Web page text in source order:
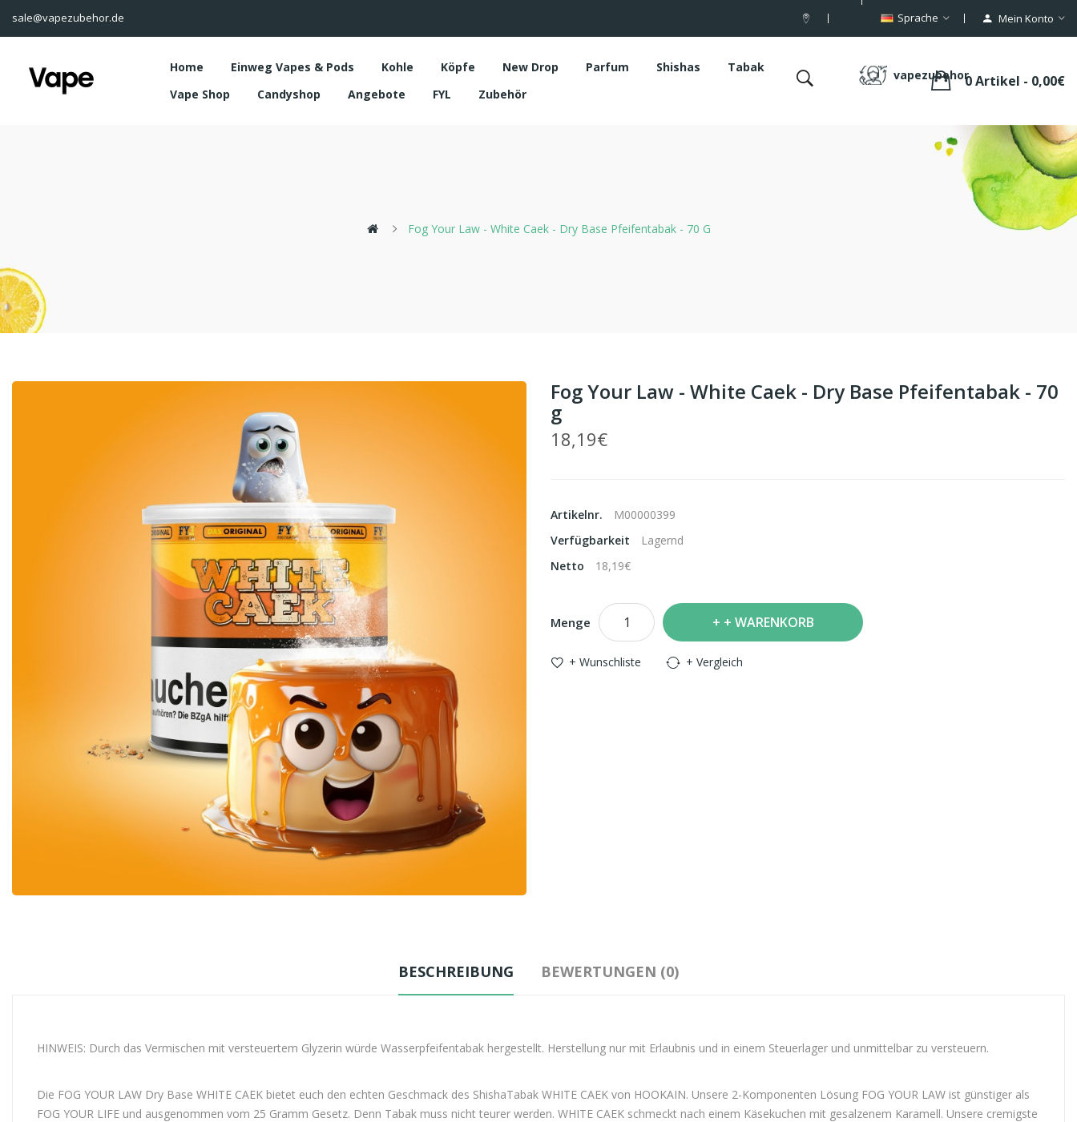
sale@vapezubehor.de Sprache Mein Konto
Home Einweg Vapes & Pods Kohle Köpfe New Drop Parfum Shishas
Tabak
Vape Shop
Candyshop Angebote FYL Zubehör
vapezubehor0 Artikel - 0,00€
Fog Your Law - White Caek - Dry Base Pfeifentabak - 70 G
Fog Your Law - White Caek - Dry Base Pfeifentabak - 70
g
18,19€
Artikelnr.
M00000399
Verfügbarkeit
Lagernd
Netto
18,19€
Menge + WARENKORB
+ Wunschliste + Vergleich
BESCHREIBUNG BEWERTUNGEN (0)
HINWEIS: Durch das Vermischen mit versteuertem Glyzerin würde Wasserpfeifentabak hergestellt. Herstellung nur mit Erlaubnis und in einem Steuerlager und unmittelbar zu versteuern.
Die FOG YOUR LAW Dry Base WHITE CAEK bietet euch den echten Geschmack des ShishaTabak WHITE CAEK von HOOKAIN. Unsere 2-Komponenten Lösung FOG YOUR LAW ist günstiger als
FOG YOUR LIFE und ausgenommen vom 25 Gramm Gesetz. Denn Tabak muss nicht teurer werden. WHITE CAEK schmeckt nach einem Käsekuchen mit gesalzenem Karamell. Unsere cremigste